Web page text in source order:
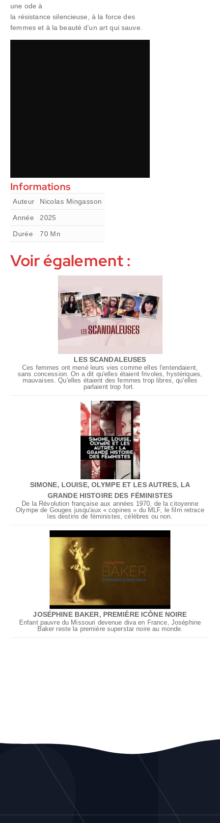
une ode à
la résistance silencieuse, à la force des
femmes et à la beauté d’un art qui sauve.
Informations
Auteur Nicolas Mingasson
Année 2025
Durée 70 Mn
Voir également :
LES SCANDALEUSES
Ces femmes ont mené leurs vies comme elles l'entendaient,
sans concession. On a dit qu'elles étaient frivoles, hystériques,
mauvaises. Qu'elles étaient des femmes trop libres, qu'elles
parlaient trop fort.
SIMONE, LOUISE, OLYMPE ET LES AUTRES, LA
GRANDE HISTOIRE DES FÉMINISTES
De la Révolution française aux années 1970, de la citoyenne
Olympe de Gouges jusqu'aux « copines » du MLF, le film retrace
les destins de féministes, célèbres ou non.
JOSÉPHINE BAKER, PREMIÈRE ICÔNE NOIRE
Enfant pauvre du Missouri devenue diva en France, Joséphine
Baker reste la première superstar noire au monde.